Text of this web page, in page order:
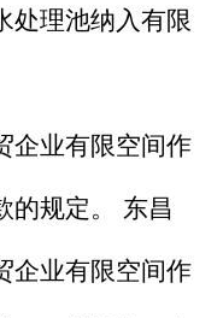
处理池纳入有限
企业有限空间作
的规定。 东昌
企业有限空间作